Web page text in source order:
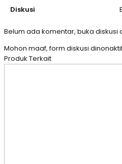
Diskusi
Belum ada komentar, buka diskusi
Mohon maaf, form diskusi
Produk Terkait